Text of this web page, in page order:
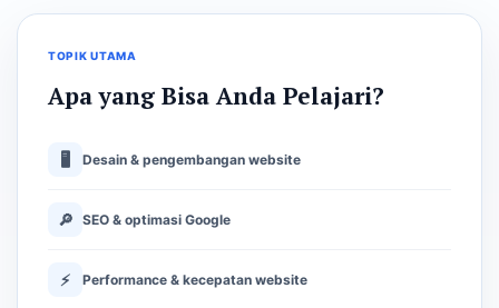
TOPIK UTAMA
Apa yang Bisa Anda Pelajari?
🖥 Desain & pengembangan website
🔎 SEO & optimasi Google
⚡ Performance & kecepatan website